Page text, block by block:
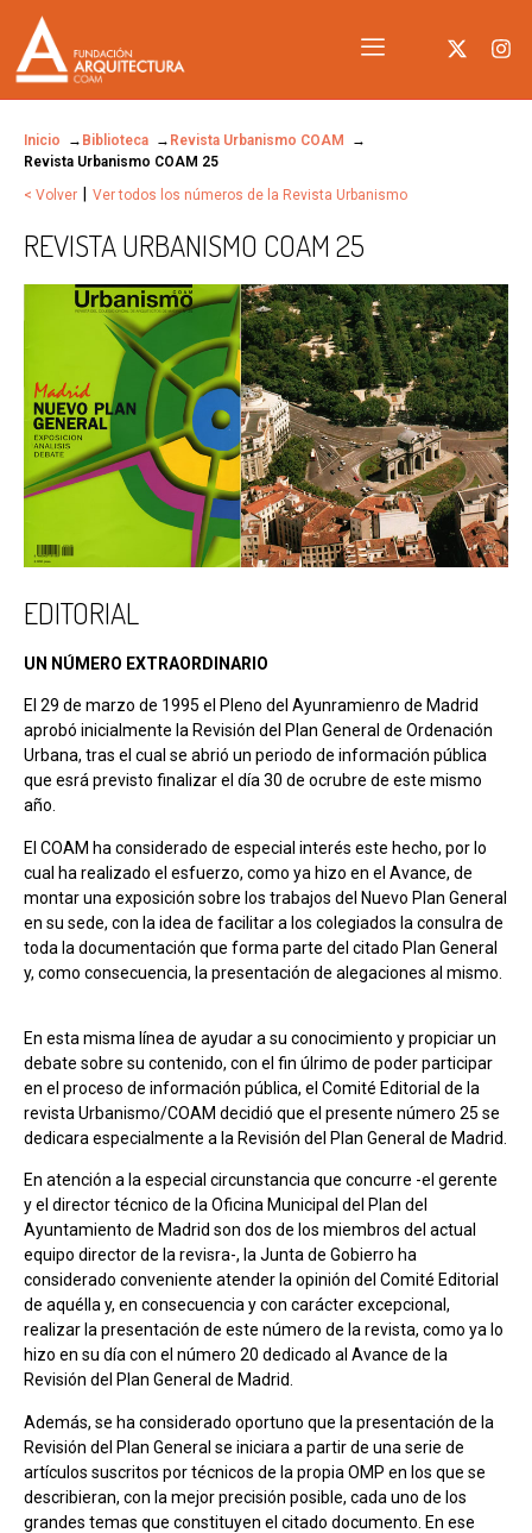
Inicio Biblioteca
Revista Urbanismo COAM
Revista Urbanismo COAM 25
< Volver | Ver todos los números de la Revista Urbanismo
REVISTA URBANISMO COAM 25
EDITORIAL
UN NÚMERO EXTRAORDINARIO
El 29 de marzo de 1995 el Pleno del Ayunramienro de Madrid
aprobó inicialmente la Revisión del Plan General de Ordenación
Urbana, tras el cual se abrió un periodo de información pública
que esrá previsto finalizar el día 30 de ocrubre de este mismo
año.
El COAM ha considerado de especial interés este hecho, por lo
cual ha realizado el esfuerzo, como ya hizo en el Avance, de
montar una exposición sobre los trabajos del Nuevo Plan General
en su sede, con la idea de facilitar a los colegiados la consulra de
toda la documentación que forma parte del citado Plan General
y, como consecuencia, la presentación de alegaciones al mismo.
En esta misma línea de ayudar a su conocimiento y propiciar un
debate sobre su contenido, con el fin úlrimo de poder participar
en el proceso de información pública, el Comité Editorial de la
revista Urbanismo/COAM decidió que el presente número 25 se
dedicara especialmente a la Revisión del Plan General de Madrid.
En atención a la especial circunstancia que concurre -el gerente
y el director técnico de la Oficina Municipal del Plan del
Ayuntamiento de Madrid son dos de los miembros del actual
equipo director de la revisra-, la Junta de Gobierro ha
considerado conveniente atender la opinión del Comité Editorial
de aquélla y, en consecuencia y con carácter excepcional,
realizar la presentación de este número de la revista, como ya lo
hizo en su día con el número 20 dedicado al Avance de la
Revisión del Plan General de Madrid.
Además, se ha considerado oportuno que la presentación de la
Revisión del Plan General se iniciara a partir de una serie de
artículos suscritos por técnicos de la propia OMP en los que se
describieran, con la mejor precisión posible, cada uno de los
grandes temas que constituyen el citado documento. En ese